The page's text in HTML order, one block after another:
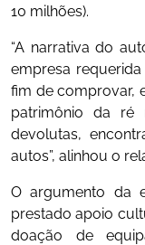
10 milhões).
“A narrativa do
empresa
fim de comprovar,
patrimônio da ré
devolutas,
autos”, alinhou o
O argumento da
prestado apoio
doação de